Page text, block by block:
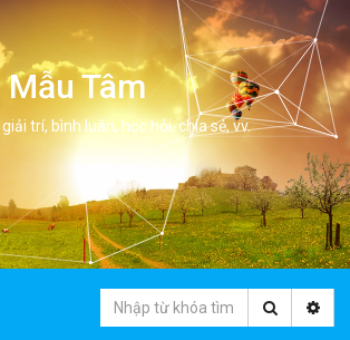
Tâm
trí, bình luân, học hỏi, chia sẻ, vv.